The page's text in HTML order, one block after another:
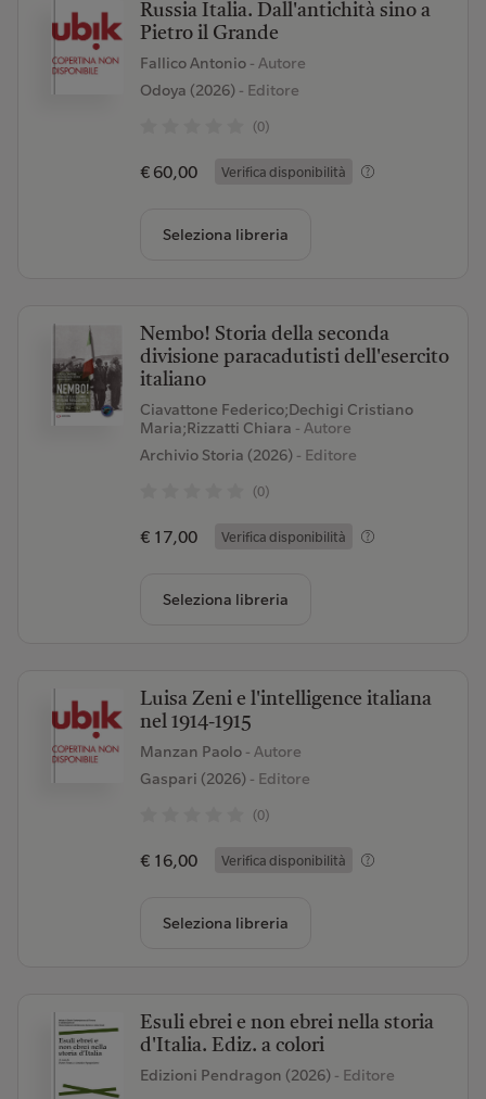
Russia Italia. Dall'antichità sino a
Pietro il Grande
Fallico Antonio - Autore
Odoya (2026)- Editore
(0)
€ 60,00 Verifica disponibilità
Seleziona libreria
Nembo! Storia della seconda
divisione paracadutisti dell'esercito
italiano
Ciavattone Federico;Dechigi Cristiano
Maria;Rizzatti Chiara - Autore
Archivio Storia (2026)- Editore
(0)
€ 17,00 Verifica disponibilità
Seleziona libreria
Luisa Zeni e l'intelligence italiana
nel 1914-1915
Manzan Paolo - Autore
Gaspari (2026)- Editore
(0)
€ 16,00 Verifica disponibilità
Seleziona libreria
Esuli ebrei e non ebrei nella storia
d'Italia. Ediz. a colori
Edizioni Pendragon (2026)- Editore